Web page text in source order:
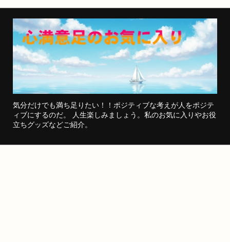
気分だけでも満ち足りたい！！ポジティブな考えが人をポジテ
ィブにするのだ。 人生楽しみましょう。私のお気に入りやお役
立ちグッズなどご紹介。